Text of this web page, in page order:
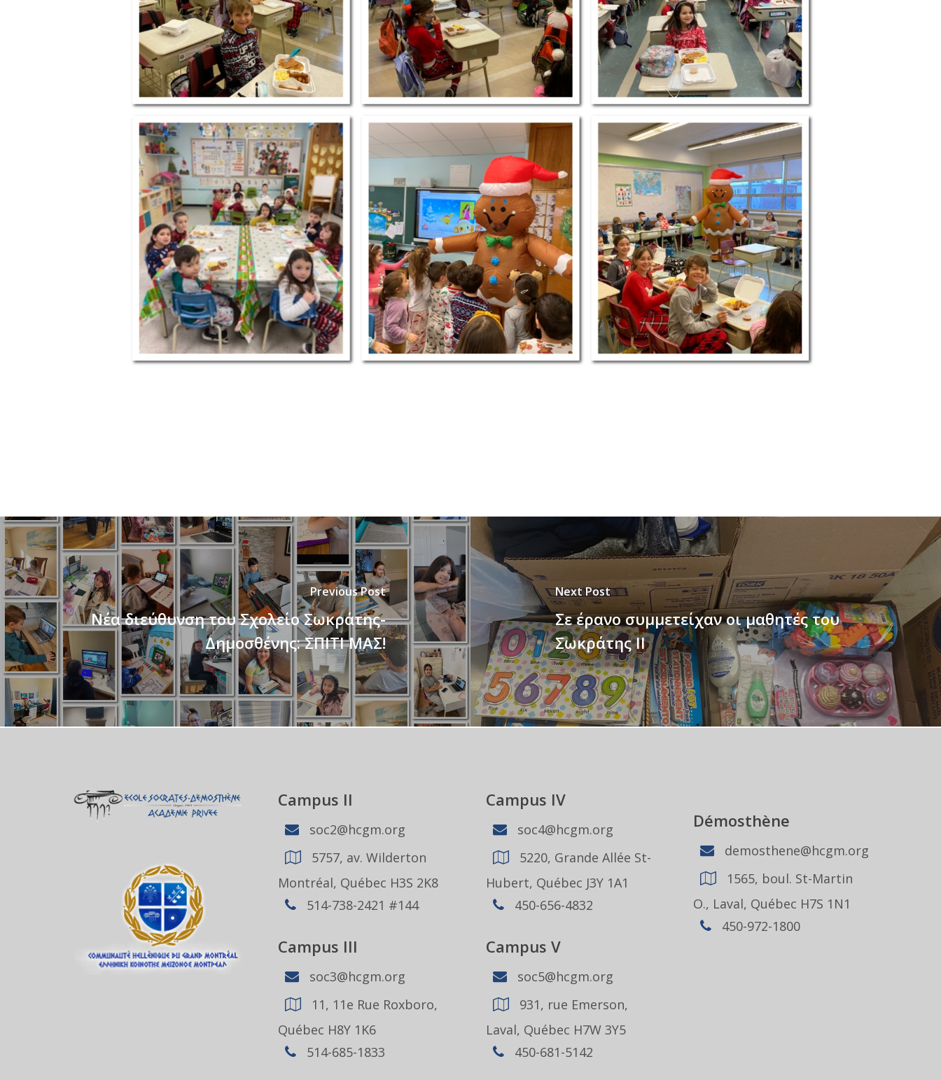
Previous Post
Νέα διεύθυνση του Σχολείο Σωκράτης-
Δημοσθένης: ΣΠΙΤΙ ΜΑΣ!
Next Post
Σε έρανο συμμετείχαν οι μαθητές του
Σωκράτης II
Campus II
soc2@hcgm.org
5757, av. Wilderton
Montréal, Québec H3S 2K8
514-738-2421 #144
Campus III
soc3@hcgm.org
11, 11e Rue Roxboro,
Québec H8Y 1K6
514-685-1833
Campus IV
soc4@hcgm.org
5220, Grande Allée St-
Hubert, Québec J3Y 1A1
450-656-4832
Campus V
soc5@hcgm.org
931, rue Emerson,
Laval, Québec H7W 3Y5
450-681-5142
Démosthène
demosthene@hcgm.org
1565, boul. St-Martin
O., Laval, Québec H7S 1N1
450-972-1800